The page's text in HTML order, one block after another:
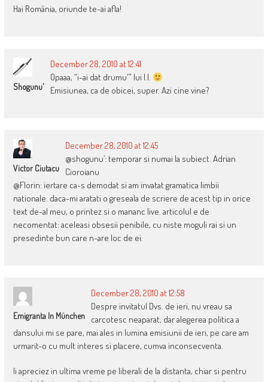
Hai România, oriunde te-ai afla!
Shogunu'
December 28, 2010 at 12:41
Opaaa, “i-ai dat drumu'” lui I.I.
Emisiunea, ca de obicei, super. Azi cine vine?
Victor Ciutacu
December 28, 2010 at 12:45
@shogunu’: temporar si numai la subiect. Adrian
Cioroianu
@Florin: iertare ca-s demodat si am invatat gramatica limbii
nationale. daca-mi aratati o greseala de scriere de acest tip in orice
text de-al meu, o printez si o mananc live. articolul e de
necomentat: aceleasi obsesii penibile, cu niste moguli rai si un
presedinte bun care n-are loc de ei.
Emigranta In München
December 28, 2010 at 12:58
Despre invitatul Dvs. de ieri, nu vreau sa
carcotesc neaparat, dar alegerea politica a
dansului mi se pare, mai ales in lumina emisiunii de ieri, pe care am
urmarit-o cu mult interes si placere, cumva inconsecventa.
Ii apreciez in ultima vreme pe liberali de la distanta, chiar si pentru